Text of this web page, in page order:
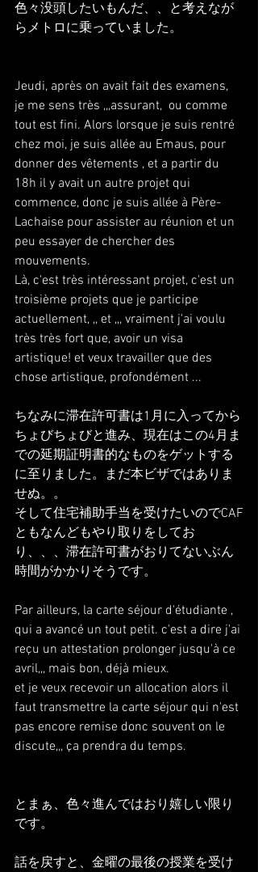
色々没頭したいもんだ、、と考えなが
らメトロに乗っていました。
Jeudi, après on avait fait des examens,
je me sens très ,,,assurant,  ou comme
tout est fini. Alors lorsque je suis rentré
chez moi, je suis allée au Emaus, pour
donner des vêtements , et a partir du
18h il y avait un autre projet qui
commence, donc je suis allée à Père-
Lachaise pour assister au réunion et un
peu essayer de chercher des
mouvements.
Là, c'est très intéressant projet, c'est un
troisième projets que je participe
actuellement, ,, et ,,, vraiment j'ai voulu
très très fort que, avoir un visa
artistique! et veux travailler que des
chose artistique, profondément ...
ちなみに滞在許可書は1月に入ってから
ちょびちょびと進み、現在はこの4月ま
での延期証明書的なものをゲットする
に至りました。まだ本ビザではありま
せぬ。。
そして住宅補助手当を受けたいのでCAF
ともなんどもやり取りをしてお
り、、、滞在許可書がおりてないぶん
時間がかかりそうです。
Par ailleurs, la carte séjour d'étudiante ,
qui a avancé un tout petit. c'est a dire j'ai
reçu un attestation prolonger jusqu'à ce
avril,,, mais bon, déjà mieux.
et je veux recevoir un allocation alors il
faut transmettre la carte séjour qui n'est
pas encore remise donc souvent on le
discute,,, ça prendra du temps.
とまぁ、色々進んではおり嬉しい限り
です。
話を戻すと、金曜の最後の授業を受け